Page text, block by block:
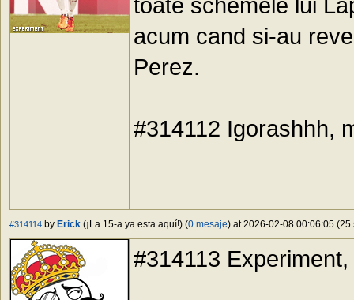
toate schemele lui
acum cand si-au
Perez.
#314112 Igorashhh,
#314114 by Erick (¡La 15-a ya esta aquí!) (0 mesaje) at 2026-02-08 00:06:05 (25
#314113